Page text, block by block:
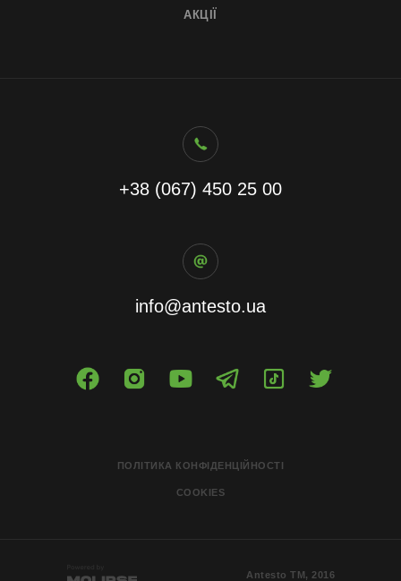
ПОЛІТИКА КОНФІДЕНЦІЙНОСТІ
COOKIES
info@antesto.ua
+38 (067) 450 25 00
АКЦІЇ
Antesto ТМ, 2016